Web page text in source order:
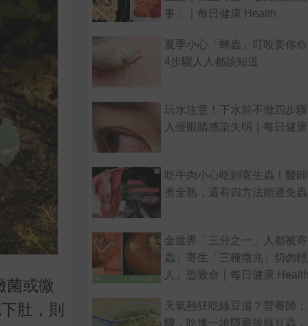
菌或微
肚，則
事」｜每日健康 Health
夏季小心「蜱蟲」叮咬要你
4步驟人人都該知道
玩水注意！下水前不做四步
入侵眼睛感染失明｜每日健
吃牛肉小心吃到寄生蟲！醫
煮全熟，還有四方法能避免
全世界「三分之一」人都被
蟲」寄生「三種徵兆」切勿
人」恐致命｜每日健康
天氣熱狂吃綠豆湯？營養師
驟，吃進一堆隱藏版綠豆蟲